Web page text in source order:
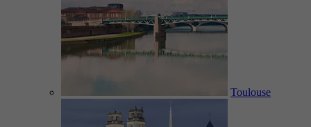
Toulouse